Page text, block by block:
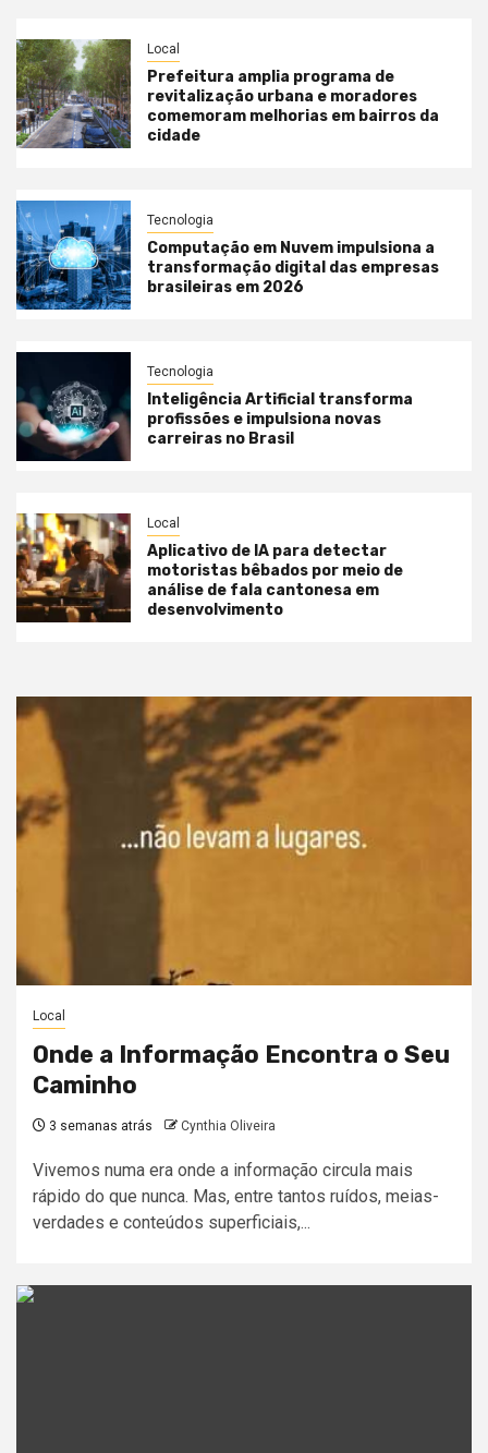
Local
Prefeitura amplia programa de
revitalização urbana e moradores
comemoram melhorias em bairros da
cidade
Tecnologia
Computação em Nuvem impulsiona a
transformação digital das empresas
brasileiras em 2026
Tecnologia
Inteligência Artificial transforma
profissões e impulsiona novas
carreiras no Brasil
Local
Aplicativo de IA para detectar
motoristas bêbados por meio de
análise de fala cantonesa em
desenvolvimento
Local
Onde a Informação Encontra o Seu
Caminho
3 semanas atrás Cynthia Oliveira
Vivemos numa era onde a informação circula mais
rápido do que nunca. Mas, entre tantos ruídos, meias-
verdades e conteúdos superficiais,...